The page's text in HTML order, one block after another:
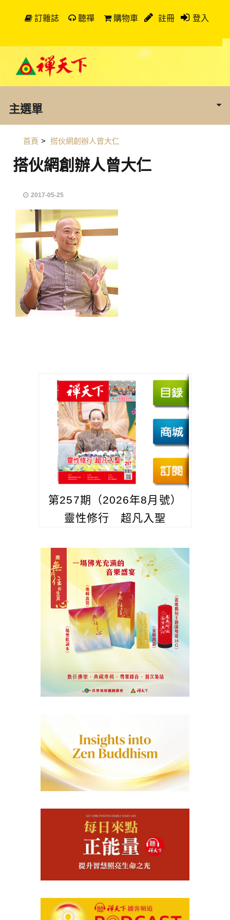
訂雜誌 聽禪 購物車 註冊 登入
主選單
首頁 > 搭伙網創辦人曾大仁
搭伙網創辦人曾大仁
2017-05-25
第257期（2026年8月號）
靈性修行 超凡入聖